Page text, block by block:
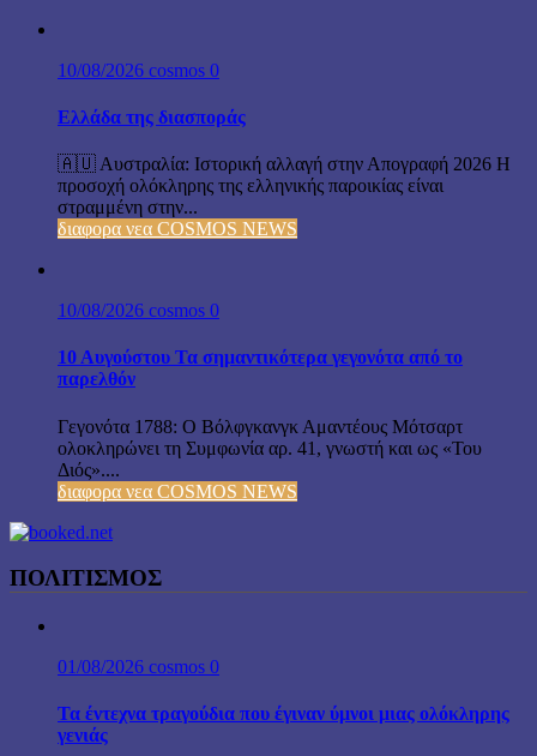
10/08/2026 cosmos 0
Ελλάδα της διασποράς
🇦🇺 Αυστραλία: Ιστορική αλλαγή στην Απογραφή 2026 Η
προσοχή ολόκληρης της ελληνικής παροικίας είναι
στραμμένη στην...
διαφορα νεα COSMOS NEWS
10/08/2026 cosmos 0
10 Αυγούστου Τα σημαντικότερα γεγονότα από το
παρελθόν
Γεγονότα 1788: Ο Βόλφγκανγκ Αμαντέους Μότσαρτ
ολοκληρώνει τη Συμφωνία αρ. 41, γνωστή και ως «Του
Διός»....
διαφορα νεα COSMOS NEWS
ΠΟΛΙΤΙΣΜΟΣ
01/08/2026 cosmos 0
Τα έντεχνα τραγούδια που έγιναν ύμνοι μιας ολόκληρης
γενιάς